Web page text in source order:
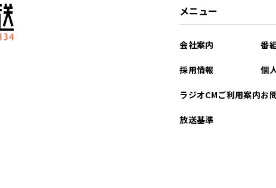
2024年11月
2024年10月
メニュー
会社案内
採用情報
ラジオCMご利用案内
放送基準
番
個
お